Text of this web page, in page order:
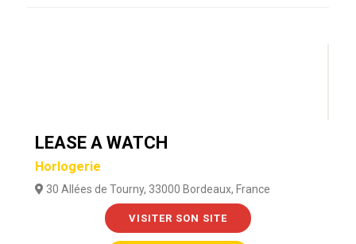
LEASE A WATCH
Horlogerie
30 Allées de Tourny, 33000 Bordeaux, France
VISITER SON SITE